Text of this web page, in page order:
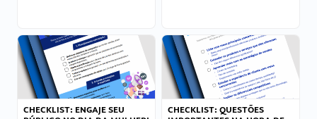
CHECKLIST: ENGAJE SEU
CHECKLIST: QUESTÕES